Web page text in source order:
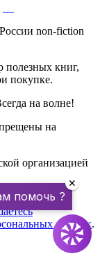
non-fiction
полезных книг,
покупке.
на волне!
на
организацией
сайта.
данных.
помочь ?
✕